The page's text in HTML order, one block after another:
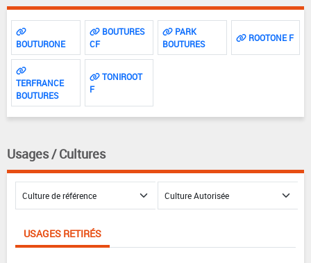
BOUTURONE
BOUTURES
CF
PARK
BOUTURES
ROOTONE F
TERFRANCE
BOUTURES
TONIROOT
F
Usages / Cultures
USAGES RETIRÉS